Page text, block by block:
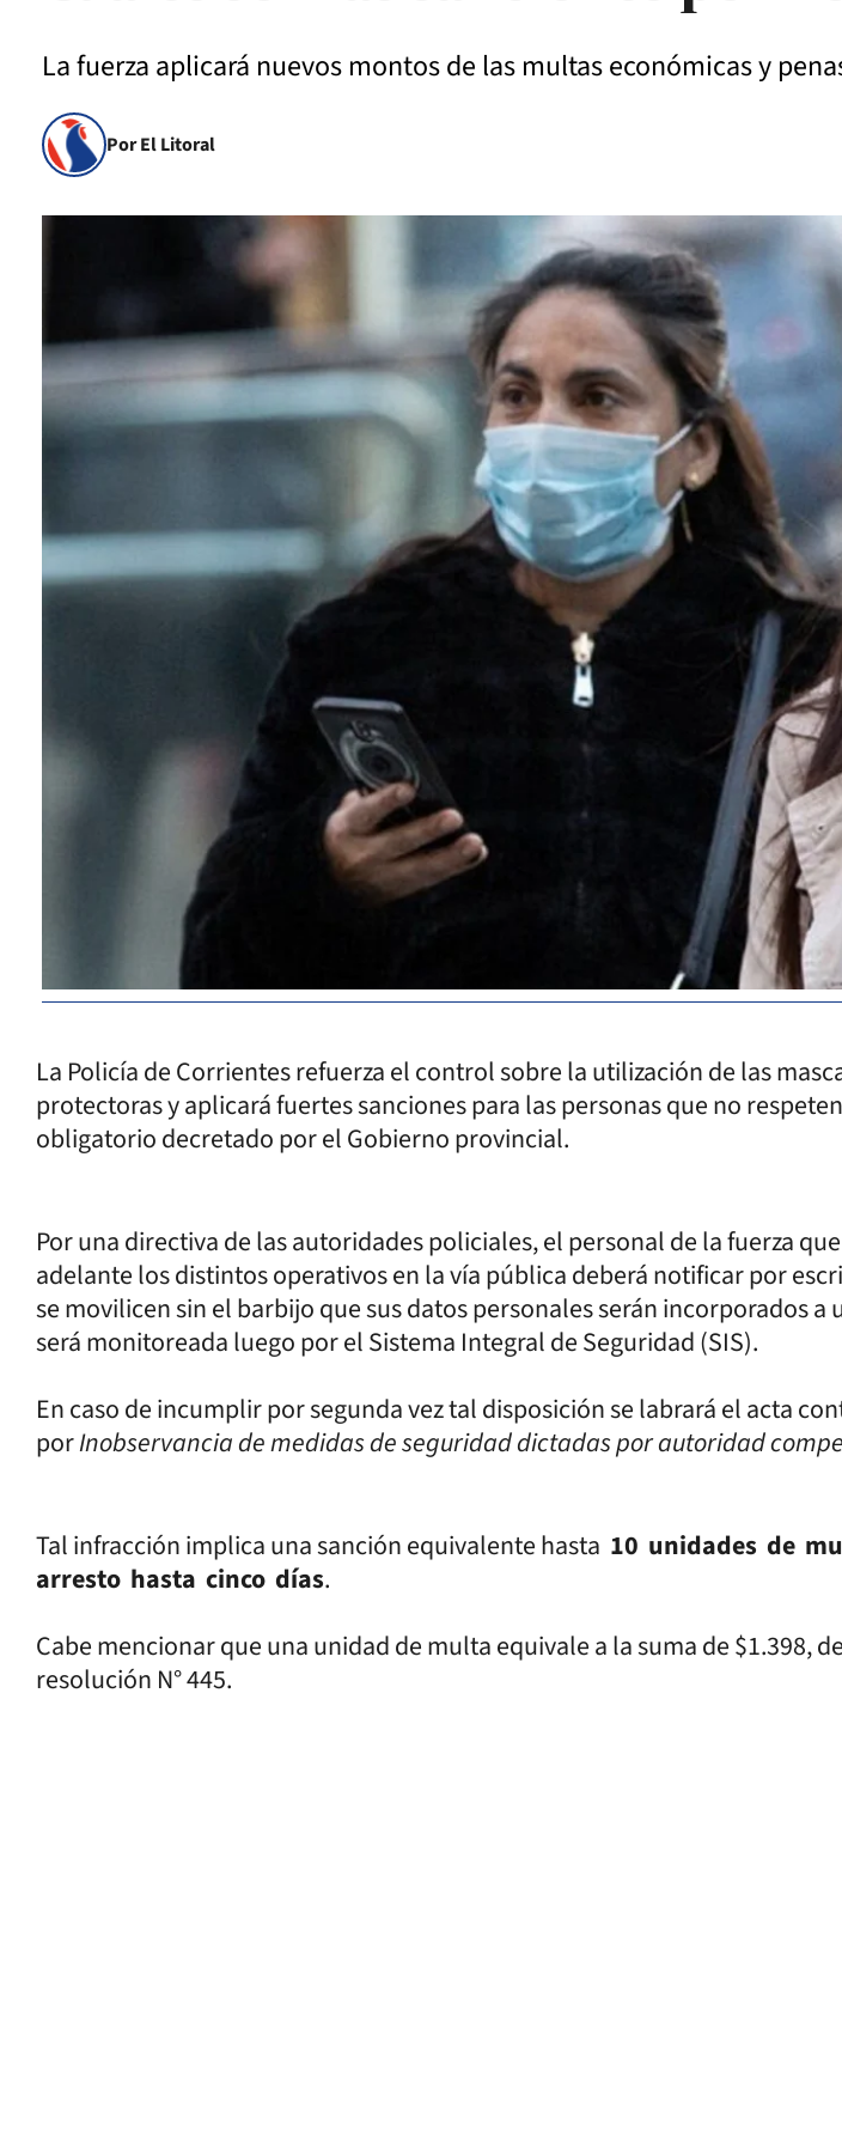
La fuerza aplicará nuevos montos de las multas económicas y
Por El Litoral
La Policía de Corrientes refuerza el control sobre la utilización de las
protectoras y aplicará fuertes sanciones para las personas que no
obligatorio decretado por el Gobierno provincial.
Por una directiva de las autoridades policiales, el personal de la fuerza
adelante los distintos operativos en la vía pública deberá notificar por
se movilicen sin el barbijo que sus datos personales serán incorporados a
será monitoreada luego por el Sistema Integral de Seguridad (SIS).
En caso de incumplir por segunda vez tal disposición se labrará el acta
porInobservancia de medidas de seguridad dictadas por autoridad
Tal infracción implica una sanción equivalente hasta 10 unidades de
arresto hasta cinco días.
Cabe mencionar que una unidad de multa equivale a la suma de $1.398,
resolución N° 445.